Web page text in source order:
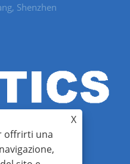
Shenzhen
X
offrirti una